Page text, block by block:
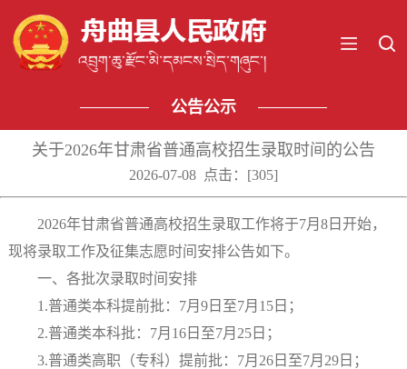
公告公示
关于2026年甘肃省普通高校招生录取时间的公告
2026-07-08 点击：[305]
2026年甘肃省普通高校招生录取工作将于7月8日开始，
现将录取工作及征集志愿时间安排公告如下。
一、各批次录取时间安排
1.普通类本科提前批：7月9日至7月15日；
2.普通类本科批：7月16日至7月25日；
3.普通类高职（专科）提前批：7月26日至7月29日；